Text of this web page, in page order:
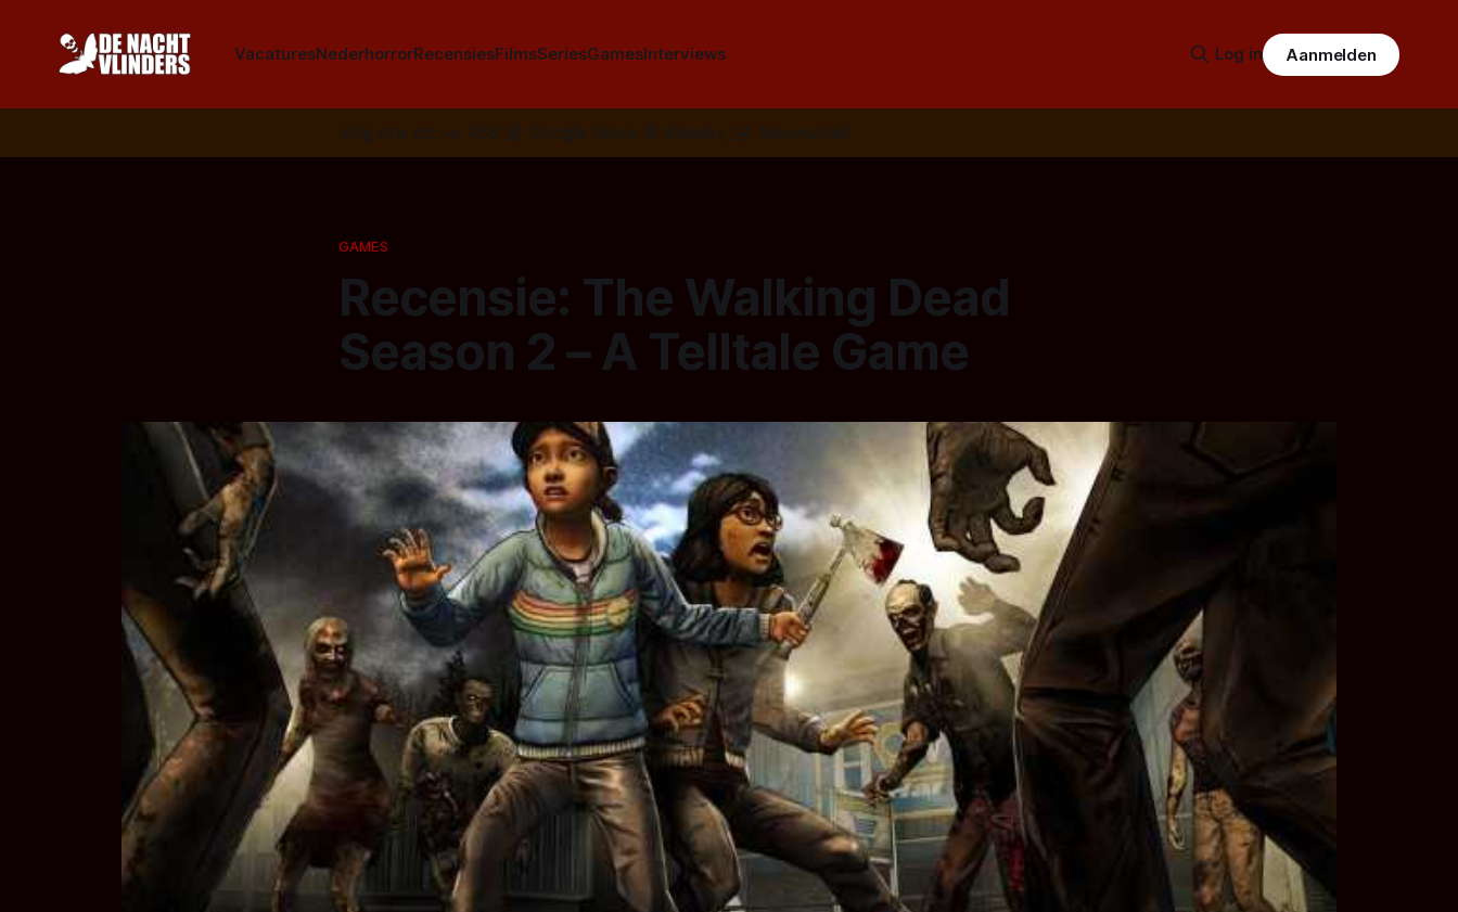
VacaturesNederhorrorRecensiesFilmsSeriesGamesInterviews Log in Aanmelden
Volg ons op: 📣 RSS 📰 Google News 🦋 Bluesky ✉️ Nieuwsbrief
GAMES
Recensie: The Walking Dead
Season 2 – A Telltale Game